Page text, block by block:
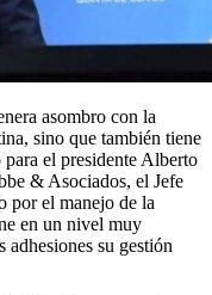
asombro con la
sino que también tiene
el presidente Alberto
& Asociados, el Jefe
por el manejo de la
en un nivel muy
adhesiones su gestión